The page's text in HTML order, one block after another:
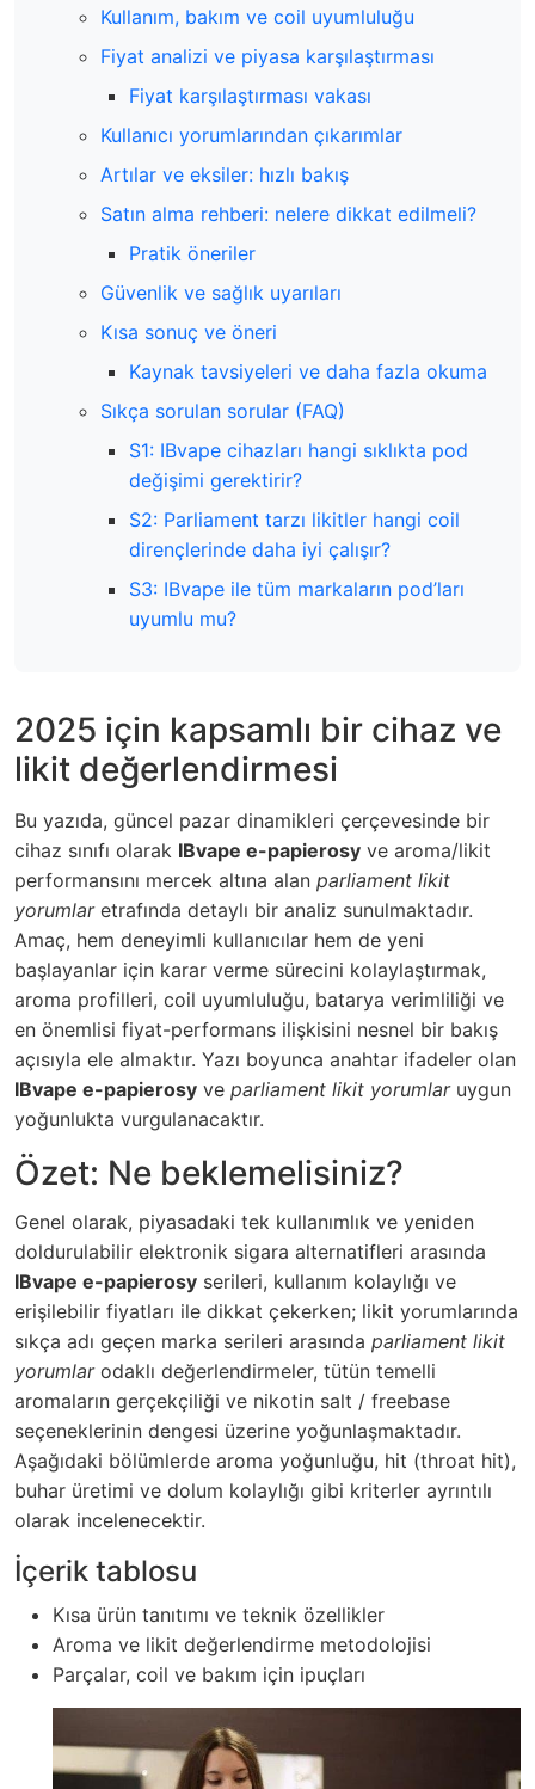
Kullanım, bakım ve coil uyumluluğu
Fiyat analizi ve piyasa karşılaştırması
Fiyat karşılaştırması vakası
Kullanıcı yorumlarından çıkarımlar
Artılar ve eksiler: hızlı bakış
Satın alma rehberi: nelere dikkat edilmeli?
Pratik öneriler
Güvenlik ve sağlık uyarıları
Kısa sonuç ve öneri
Kaynak tavsiyeleri ve daha fazla okuma
Sıkça sorulan sorular (FAQ)
S1: IBvape cihazları hangi sıklıkta pod
değişimi gerektirir?
S2: Parliament tarzı likitler hangi coil
dirençlerinde daha iyi çalışır?
S3: IBvape ile tüm markaların pod’ları
uyumlu mu?
2025 için kapsamlı bir cihaz ve
likit değerlendirmesi
Bu yazıda, güncel pazar dinamikleri çerçevesinde bir
cihaz sınıfı olarak IBvape e-papierosy ve aroma/likit
performansını mercek altına alan parliament likit
yorumlaretrafında detaylı bir analiz sunulmaktadır.
Amaç, hem deneyimli kullanıcılar hem de yeni
başlayanlar için karar verme sürecini kolaylaştırmak,
aroma profilleri, coil uyumluluğu, batarya verimliliği ve
en önemlisi fiyat-performans ilişkisini nesnel bir bakış
açısıyla ele almaktır. Yazı boyunca anahtar ifadeler olan
IBvape e-papierosy ve parliament likit yorumlaruygun
yoğunlukta vurgulanacaktır.
Özet: Ne beklemelisiniz?
Genel olarak, piyasadaki tek kullanımlık ve yeniden
doldurulabilir elektronik sigara alternatifleri arasında
IBvape e-papierosy serileri, kullanım kolaylığı ve
erişilebilir fiyatları ile dikkat çekerken; likit yorumlarında
sıkça adı geçen marka serileri arasında parliament likit
yorumlarodaklı değerlendirmeler, tütün temelli
aromaların gerçekçiliği ve nikotin salt / freebase
seçeneklerinin dengesi üzerine yoğunlaşmaktadır.
Aşağıdaki bölümlerde aroma yoğunluğu, hit (throat hit),
buhar üretimi ve dolum kolaylığı gibi kriterler ayrıntılı
olarak incelenecektir.
İçerik tablosu
Kısa ürün tanıtımı ve teknik özellikler
Aroma ve likit değerlendirme metodolojisi
Parçalar, coil ve bakım için ipuçları